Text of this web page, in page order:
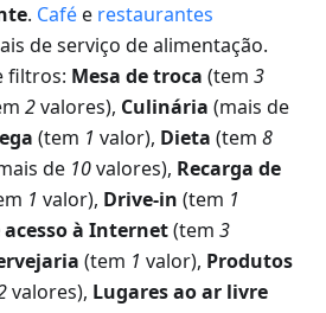
. Cafée restaurantes
de serviço de alimentação.
filtros: Mesa de troca (tem 3
2valores), Culinária (mais de
(tem 1 valor), Dieta (tem 8
de 10valores), Recarga de
1 valor), Drive-in (tem 1
acesso à Internet(tem 3
(tem 1 valor), Produtos
valores), Lugares ao ar livre